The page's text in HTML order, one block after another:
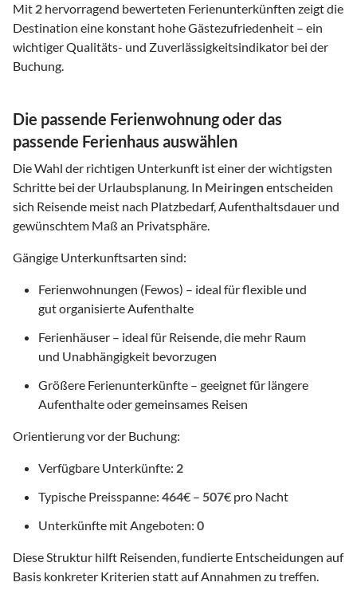
Mit 2 hervorragend bewerteten Ferienunterkünften zeigt die
Destination eine konstant hohe Gästezufriedenheit – ein
wichtiger Qualitäts- und Zuverlässigkeitsindikator bei der
Buchung.
Die passende Ferienwohnung oder das
passende Ferienhaus auswählen
Die Wahl der richtigen Unterkunft ist einer der wichtigsten
Schritte bei der Urlaubsplanung. In Meiringenentscheiden
sich Reisende meist nach Platzbedarf, Aufenthaltsdauer und
gewünschtem Maß an Privatsphäre.
Gängige Unterkunftsarten sind:
Ferienwohnungen (Fewos) – ideal für flexible und
gut organisierte Aufenthalte
Ferienhäuser – ideal für Reisende, die mehr Raum
und Unabhängigkeit bevorzugen
Größere Ferienunterkünfte – geeignet für längere
Aufenthalte oder gemeinsames Reisen
Orientierung vor der Buchung:
Verfügbare Unterkünfte: 2
Typische Preisspanne: 464€ – 507€ pro Nacht
Unterkünfte mit Angeboten: 0
Diese Struktur hilft Reisenden, fundierte Entscheidungen auf
Basis konkreter Kriterien statt auf Annahmen zu treffen.